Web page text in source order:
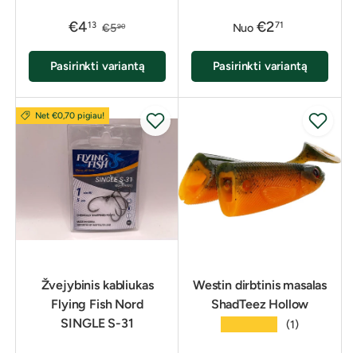
€413 €590
Pasirinkti variantą
Nuo €271
Pasirinkti variantą
Net €0,70 pigiau!
Žvejybinis kabliukas
Flying Fish Nord
SINGLE S-31
Westin dirbtinis masalas
ShadTeez Hollow
(1)